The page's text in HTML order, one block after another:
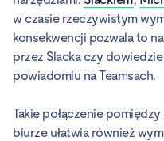
w czasie rzeczywistym
konsekwencji pozwala to
przez Slacka czy
powiadomiu na Teamsach.
Takie połączenie
biurze ułatwia również